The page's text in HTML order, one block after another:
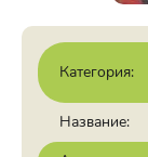
Категория:
Название: